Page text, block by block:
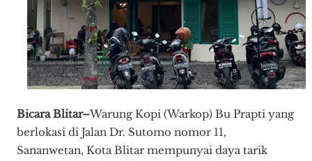
Bicara Blitar–Warung Kopi (Warkop) Bu Prapti yang
berlokasi di Jalan Dr. Sutomo nomor 11,
Sananwetan, Kota Blitar mempunyai daya tarik